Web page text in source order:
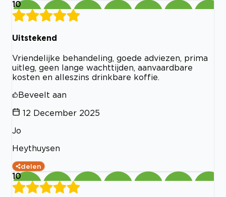
10
Uitstekend
Vriendelijke behandeling, goede adviezen, prima
uitleg, geen lange wachttijden, aanvaardbare
kosten en alleszins drinkbare koffie.
Beveelt aan
12 December 2025
Jo
Heythuysen
delen
10